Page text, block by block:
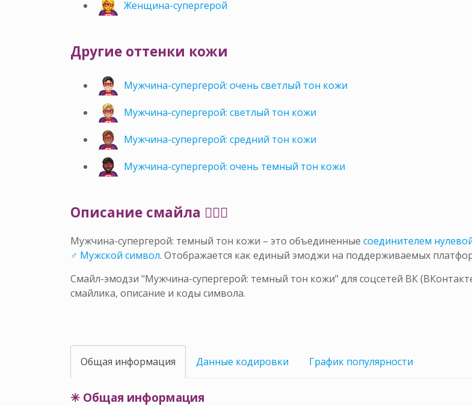
Женщина-супергерой
Другие оттенки кожи
Мужчина-супергерой: очень светлый тон кожи
Мужчина-супергерой: светлый тон кожи
Мужчина-супергерой: средний тон кожи
Мужчина-супергерой: очень темный тон кожи
Описание смайла 🦸🏾‍♂️
Мужчина-супергерой: темный тон кожи – это объединенные соединителем
♂ Мужской символ. Отображается как единый эмоджи на поддерживаемых
Смайл-эмодзи "Мужчина-супергерой: темный тон кожи" для соцсетей ВК
смайлика, описание и коды символа.
Общая информация Данные кодировки График популярности
✳ Общая информация